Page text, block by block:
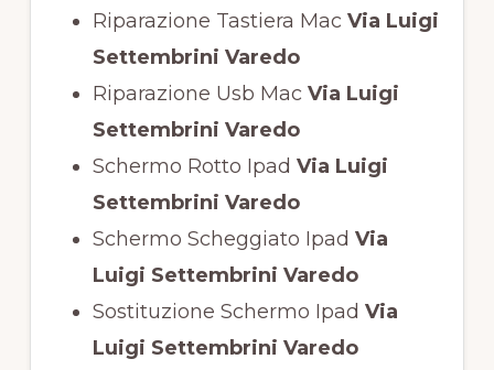
Riparazione Tastiera Mac Via Luigi
Settembrini Varedo
Riparazione Usb Mac Via Luigi
Settembrini Varedo
Schermo Rotto Ipad Via Luigi
Settembrini Varedo
Schermo Scheggiato Ipad Via
Luigi Settembrini Varedo
Sostituzione Schermo Ipad Via
Luigi Settembrini Varedo